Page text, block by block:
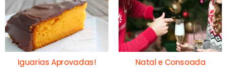
Iguarias Aprovadas! Natal e Consoada